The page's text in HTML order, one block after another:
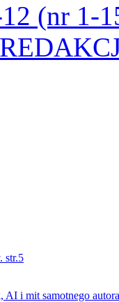
(nr 1-
str.5
AI i mit samotnego